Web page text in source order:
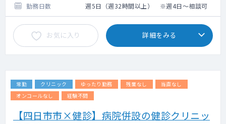
の確認とサイン
デイケア利用者の担当者会議出席
入所利用者の各種計画書及び業務上の書類確
入所判定会議の出席
連絡調整会議への出席
（同法人ヨナハ丘の上病院と連携あり）
法人内の病院や診療所での外来業務
※当該医師のスキル（例：各専門医取得、対
応範囲）と人物評価の上、決定。
※週4日勤務の場合、上記を案分して試算。
勤務日数 週5日（週32時間以上） ※週4日～相談可
お気に入り 詳細をみる
常勤 クリニック ゆったり勤務 残業なし
当直なし
オンコールなし
経験不問
【四日市市×健診】病院併設の健診クリニッ